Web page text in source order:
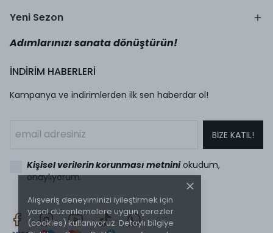
Alışveriş deneyiminizi iyileştirmek için
yasal düzenlemelere uygun çerezler
(cookies) kullanıyoruz. Detaylı bilgiye
Yeni Sezon
Adımlarınızı sanata dönüştürün!
İNDİRİM HABERLERİ
Kampanya ve indirimlerden ilk sen haberdar ol!
BİZE KATIL!
Kişisel verilerin korunması metniniokudum,
onaylıyorum.